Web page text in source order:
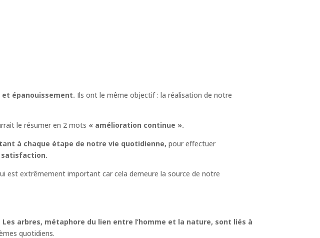
épanouissement. Ils ont le même objectif : la réalisation de notre
le résumer en 2 mots « amélioration continue ».
à chaque étape de notre vie quotidienne, pour effectuer
satisfaction.
est extrêmement important car cela demeure la source de notre
Les arbres, métaphore du lien entre l’homme et la nature, sont liés à
quotidiens.